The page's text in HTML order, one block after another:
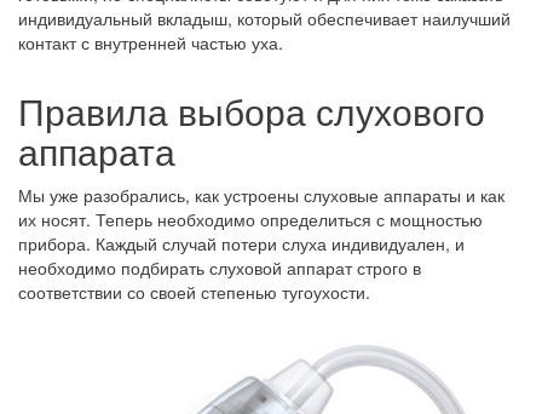
индивидуальный вкладыш, который обеспечивает наилучший
контакт с внутренней частью уха.
Правила выбора слухового
аппарата
Мы уже разобрались, как устроены слуховые аппараты и как
их носят. Теперь необходимо определиться с мощностью
прибора. Каждый случай потери слуха индивидуален, и
необходимо подбирать слуховой аппарат строго в
соответствии со своей степенью тугоухости.